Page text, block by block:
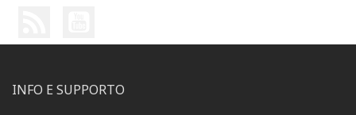
INFO E SUPPORTO